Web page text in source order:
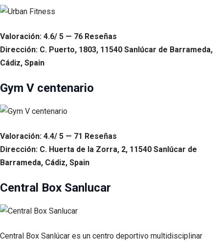
Valoración: 4.6/ 5 — 76 Reseñas
Dirección: C. Puerto, 1803, 11540 Sanlúcar de Barrameda,
Cádiz, Spain
Gym V centenario
Valoración: 4.4/ 5 — 71 Reseñas
Dirección: C. Huerta de la Zorra, 2, 11540 Sanlúcar de
Barrameda, Cádiz, Spain
Central Box Sanlucar
Central Box Sanlúcar es un centro deportivo multidisciplinar